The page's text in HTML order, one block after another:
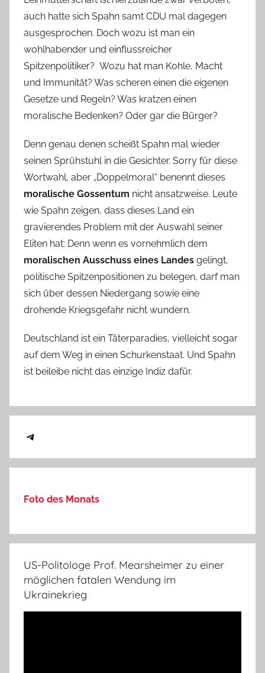
auch hatte sich Spahn samt CDU mal dagegen
ausgesprochen. Doch wozu ist man ein
wohlhabender und einflussreicher
Spitzenpolitiker? Wozu hat man Kohle, Macht
und Immunität? Was scheren einen die eigenen
Gesetze und Regeln? Was kratzen einen
moralische Bedenken? Oder gar die Bürger?
Denn genau denen scheißt Spahn mal wieder
seinen Sprühstuhl in die Gesichter. Sorry für diese
Wortwahl, aber „Doppelmoral“ benennt dieses
moralische Gossentum nicht ansatzweise. Leute
wie Spahn zeigen, dass dieses Land ein
gravierendes Problem mit der Auswahl seiner
Eliten hat: Denn wenn es vornehmlich dem
moralischen Ausschuss eines Landes gelingt,
politische Spitzenpositionen zu belegen, darf man
sich über dessen Niedergang sowie eine
drohende Kriegsgefahr nicht wundern.
Deutschland ist ein Täterparadies, vielleicht sogar
auf dem Weg in einen Schurkenstaat. Und Spahn
ist beileibe nicht das einzige Indiz dafür.
Telegram
Foto des Monats
US-Politologe Prof. Mearsheimer zu einer
möglichen fatalen Wendung im
Ukrainekrieg